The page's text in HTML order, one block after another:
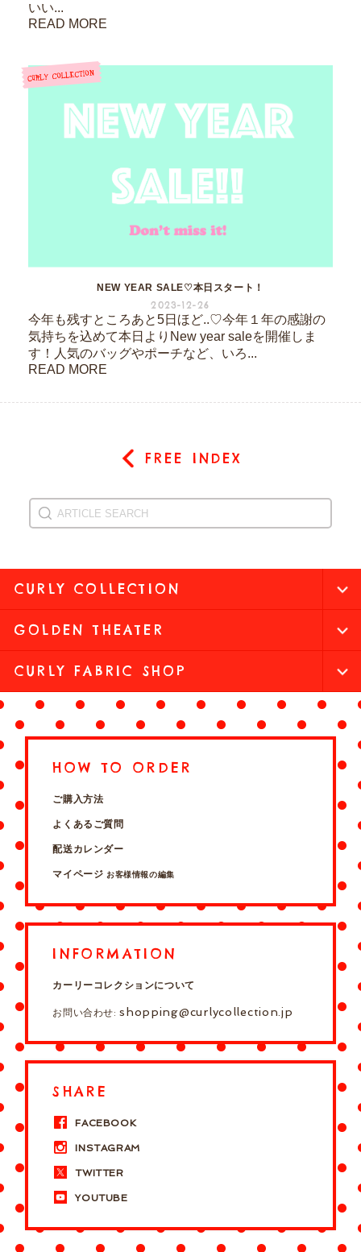
いい...
READ MORE
NEW YEAR SALE♡本日スタート！
2023-12-26
今年も残すところあと5日ほど..♡今年１年の感謝の
気持ちを込めて本日よりNew year saleを開催しま
す！人気のバッグやポーチなど、いろ...
READ MORE
FREE INDEX
CURLY COLLECTION
GOLDEN THEATER
CURLY FABRIC SHOP
HOW TO ORDER
ご購入方法
よくあるご質問
配送カレンダー
マイページ お客様情報の編集
INFORMATION
カーリーコレクションについて
お問い合わせ:shopping@curlycollection.jp
SHARE
FACEBOOK
INSTAGRAM
TWITTER
YOUTUBE